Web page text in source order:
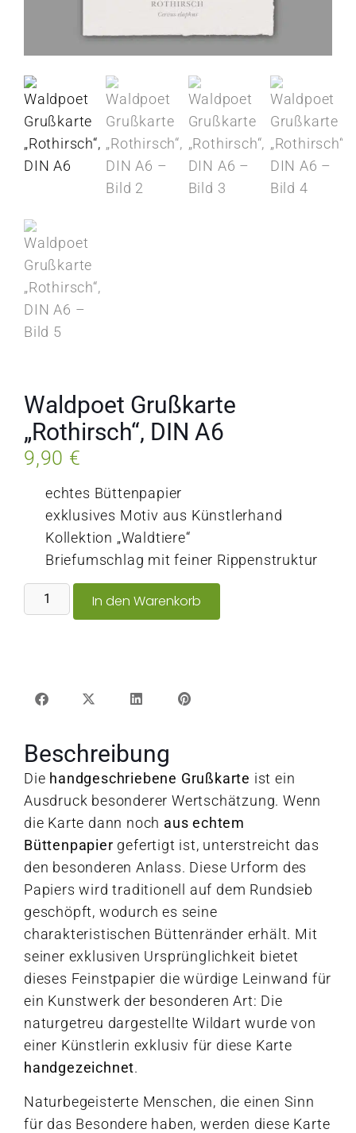
Waldpoet Grußkarte
„Rothirsch“, DIN A6
9,90 €
echtes Büttenpapier
exklusives Motiv aus Künstlerhand
Kollektion „Waldtiere“
Briefumschlag mit feiner Rippenstruktur
In den Warenkorb
Beschreibung
Die handgeschriebene Grußkarte ist ein
Ausdruck besonderer Wertschätzung. Wenn
die Karte dann noch aus echtem
Büttenpapier gefertigt ist, unterstreicht das
den besonderen Anlass. Diese Urform des
Papiers wird traditionell auf dem Rundsieb
geschöpft, wodurch es seine
charakteristischen Büttenränder erhält. Mit
seiner exklusiven Ursprünglichkeit bietet
dieses Feinstpapier die würdige Leinwand für
ein Kunstwerk der besonderen Art: Die
naturgetreu dargestellte Wildart wurde von
einer Künstlerin exklusiv für diese Karte
handgezeichnet.
Naturbegeisterte Menschen, die einen Sinn
für das Besondere haben, werden diese Karte